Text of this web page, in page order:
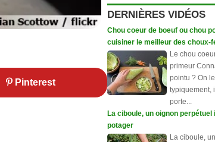
Pinterest
DERNIÈRES VIDÉOS
Chou coeur de boeuf ou chou
cuisiner le meilleur des choux-
Le chou
primeur
pointu ? On
typiquement,
porte...
La ciboule, un oignon
potager
La ciboule,